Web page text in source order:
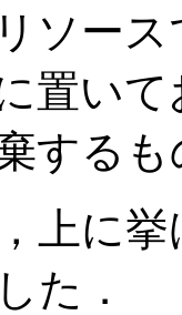
ソー
置い
する
上に
た．